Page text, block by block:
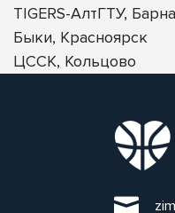
TIGERS-АлтГТУ,
Быки, Красноярск
ЦССК, Кольцово